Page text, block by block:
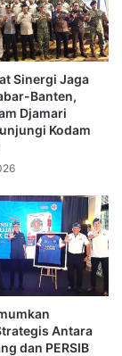
Sinergi Jaga
Banten,
Djamari
Kodam
Antara
dan PERSIB